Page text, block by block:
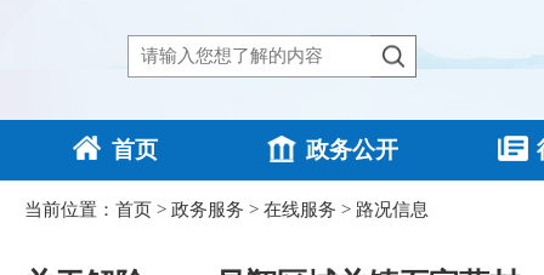
首页 政务公开
当前位置： 首页 > 政务服务 > 在线服务 > 路况信息